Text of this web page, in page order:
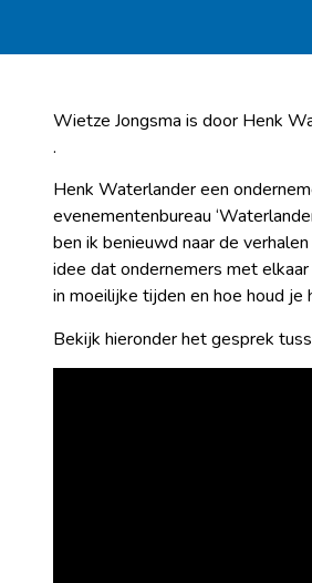
Wietze Jongsma is door Henk
.
Henk Waterlander een
evenementenbureau
ben ik benieuwd naar de
idee dat ondernemers met
in moeilijke tijden en hoe houd je
Bekijk hieronder het gesprek